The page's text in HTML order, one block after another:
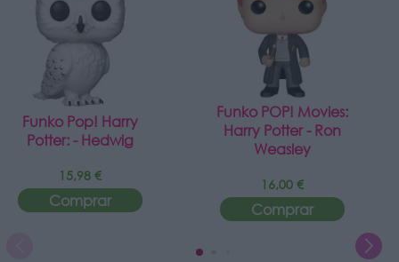
Funko Pop! Harry
Potter: - Hedwig
15,98 €
Comprar
Funko POP! Movies:
Harry Potter - Ron
Weasley
16,00 €
Comprar